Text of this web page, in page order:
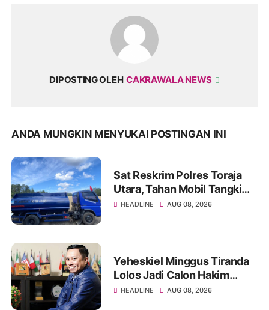
DIPOSTING OLEH CAKRAWALA NEWS
ANDA MUNGKIN MENYUKAI POSTINGAN INI
Sat Reskrim Polres Toraja
Utara, Tahan Mobil Tangki
PT Harmony Solusi Energy
HEADLINE AUG 08, 2026
Yeheskiel Minggus Tiranda
Lolos Jadi Calon Hakim
Agung RI Tahun 2026
HEADLINE AUG 08, 2026